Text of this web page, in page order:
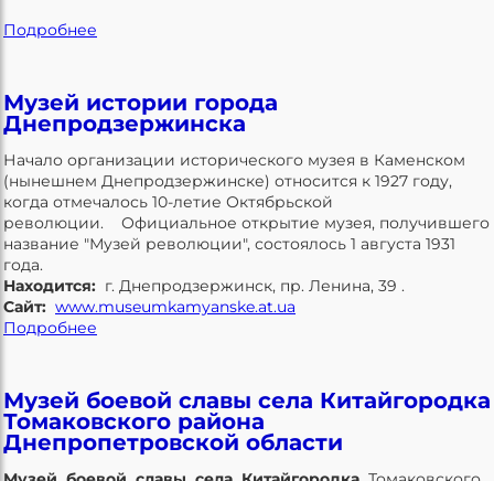
Подробнее
Музей истории города
Днепродзержинска
Начало организации исторического музея в Каменском
(нынешнем Днепродзержинске) относится к 1927 году,
когда отмечалось 10-летие Октябрьской
революции. Официальное открытие музея, получившего
название "Музей революции", состоялось 1 августа 1931
года.
Находится: г. Днепродзержинск, пр. Ленина, 39 .
Сайт: www.museumkamyanske.at.ua
Подробнее
Музей боевой славы села Китайгородка
Томаковского района
Днепропетровской области